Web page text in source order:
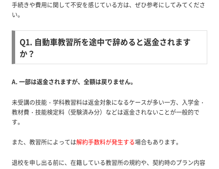
手続きや費用に関して不安を感じている方は、ぜひ参考にしてみてくださ
い。
Q1. 自動車教習所を途中で辞めると返金されます
か？
A. 一部は返金されますが、全額は戻りません。
未受講の技能・学科教習料は返金対象になるケースが多い一方、入学金・
教材費・技能検定料（受験済み分）などは返金されないことが一般的で
す。
また、教習所によっては解約手数料が発生する場合もあります。
退校を申し出る前に、在籍している教習所の規約や、契約時のプラン内容